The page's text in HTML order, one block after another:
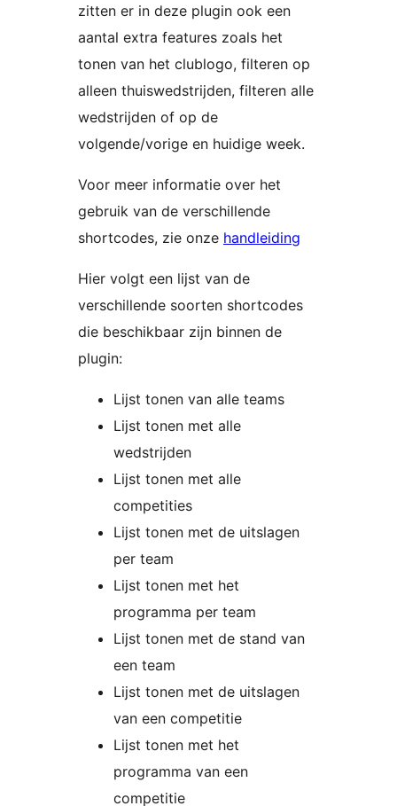
zitten er in deze plugin ook een
aantal extra features zoals het
tonen van het clublogo, filteren op
alleen thuiswedstrijden, filteren alle
wedstrijden of op de
volgende/vorige en huidige week.
Voor meer informatie over het
gebruik van de verschillende
shortcodes, zie onze handleiding
Hier volgt een lijst van de
verschillende soorten shortcodes
die beschikbaar zijn binnen de
plugin:
Lijst tonen van alle teams
Lijst tonen met alle
wedstrijden
Lijst tonen met alle
competities
Lijst tonen met de uitslagen
per team
Lijst tonen met het
programma per team
Lijst tonen met de stand van
een team
Lijst tonen met de uitslagen
van een competitie
Lijst tonen met het
programma van een
competitie